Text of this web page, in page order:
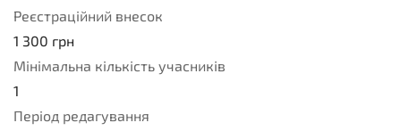
Реєстраційний внесок
1 300 грн
Мінімальна кількість учасників
1
Період редагування